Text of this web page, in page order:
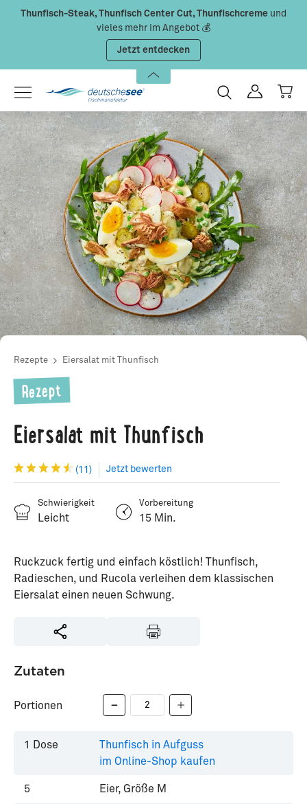
Zum Hauptinhalt springen
Thunfisch-Steak, Thunfisch Center Cut, Thunfischcreme und
vieles mehr im Angebot 💰
Jetzt entdecken
Rezepte Eiersalat mit Thunfisch
Rezept
Eiersalat mit Thunfisch
(11) Jetzt bewerten
Schwierigkeit
Leicht
Vorbereitung
15 Min.
Ruckzuck fertig und einfach köstlich! Thunfisch,
Radieschen, und Rucola verleihen dem klassischen
Eiersalat einen neuen Schwung.
Zutaten
Portionen
1 Dose
Thunfisch in Aufguss
im Online-Shop kaufen
5 Eier, Größe M